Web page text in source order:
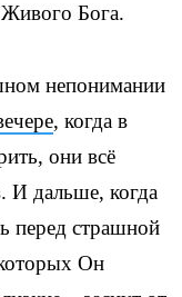
Живого Бога.
непонимании
, когда в
они всё
И дальше, когда
перед страшной
Он